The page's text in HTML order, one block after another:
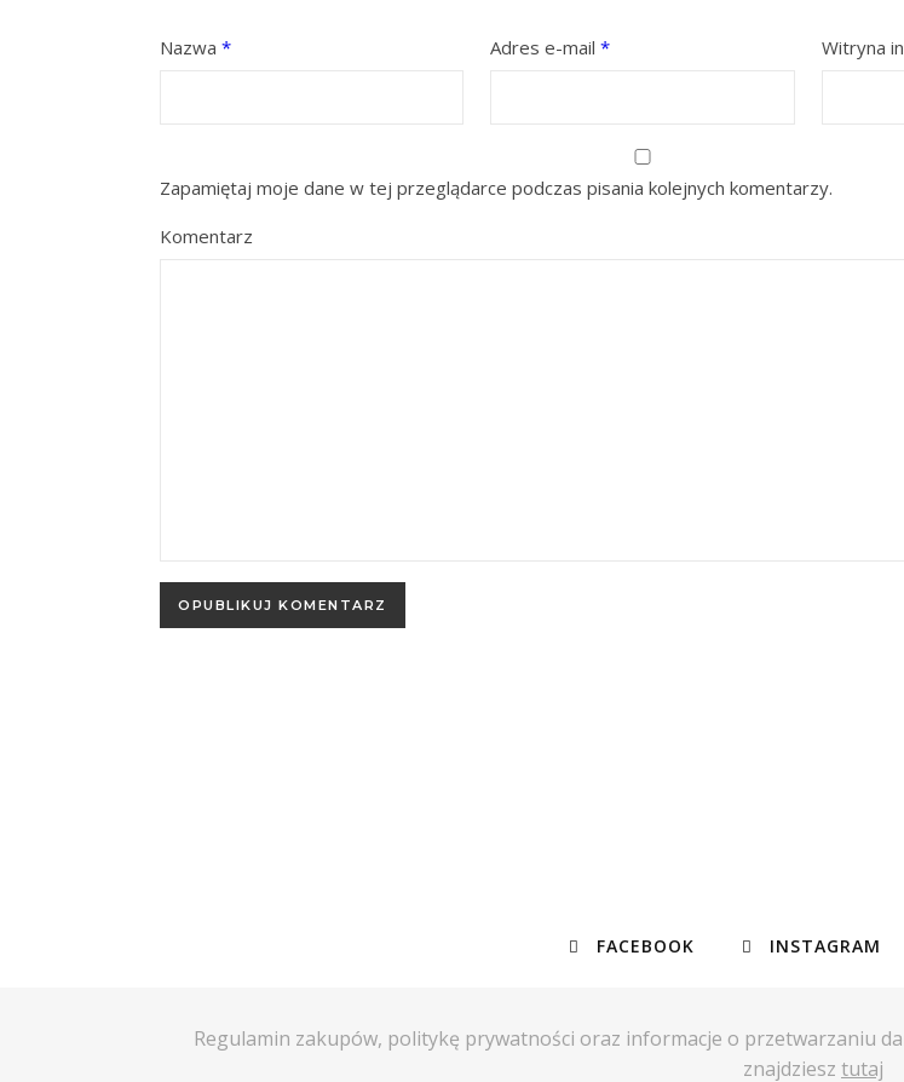
Nazwa * Adres e-mail* Witryna
Zapamiętaj moje dane w tej przeglądarce podczas pisania kolejnych komentarzy.
Komentarz
FACEBOOK INSTAGRAM
Regulamin zakupów, politykę prywatności oraz informacje o przetwarzaniu
znajdziesz tutaj